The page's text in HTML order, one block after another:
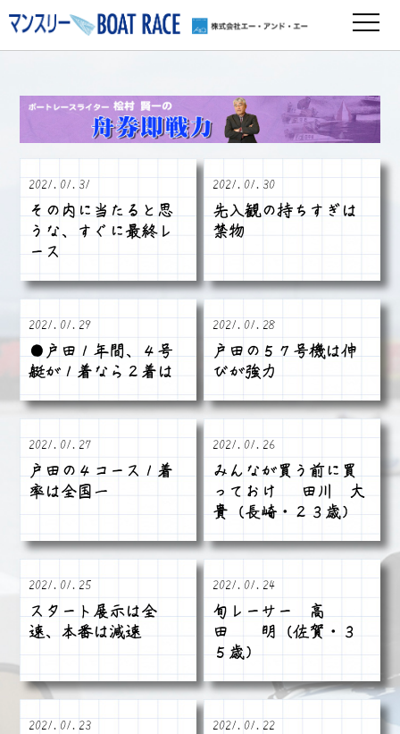
2021.01.31
その内に当たると思
うな、すぐに最終レ
ース
2021.01.30
先入観の持ちすぎは
禁物
2021.01.29
●戸田１年間、４号
艇が１着なら２着は
2021.01.28
戸田の５７号機は伸
びが強力
2021.01.27
戸田の４コース１着
率は全国一
2021.01.26
みんなが買う前に買
っておけ 田川 大
貴（長崎・２３歳）
2021.01.25
スタート展示は全
速、本番は減速
2021.01.24
旬レーサー 高
田 明（佐賀・３
５歳）
2021.01.23 2021.01.22